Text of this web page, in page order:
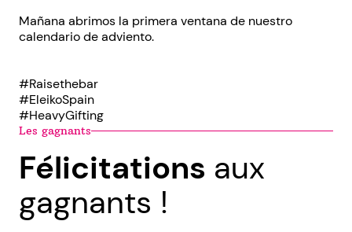
Mañana abrimos la primera ventana de nuestro
calendario de adviento.⁠
#Raisethebar⁠
#EleikoSpain⁠
#HeavyGifting
Les gagnants
Félicitations aux
gagnants !